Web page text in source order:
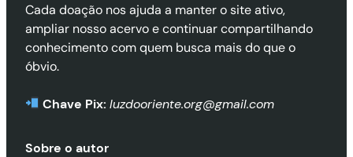
Cada doação nos ajuda a manter o site ativo,
ampliar nosso acervo e continuar compartilhando
conhecimento com quem busca mais do que o
óbvio.
Chave Pix: luzdooriente.org@gmail.com
Sobre o autor